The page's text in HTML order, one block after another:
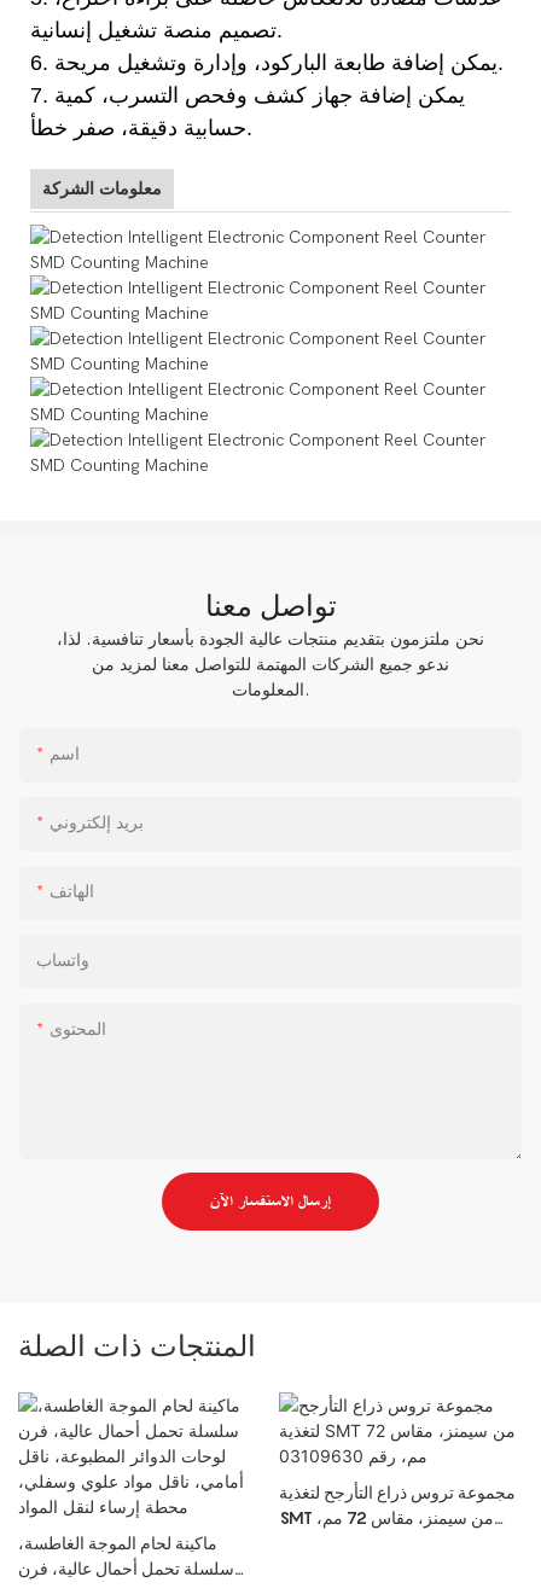
تصميم منصة تشغيل إنسانية.
6. يمكن إضافة طابعة الباركود، وإدارة وتشغيل مريحة.
7. يمكن إضافة جهاز كشف وفحص التسرب، كمية
حسابية دقيقة، صفر خطأ.
معلومات الشركة
تواصل معنا
نحن ملتزمون بتقديم منتجات عالية الجودة بأسعار تنافسية. لذا،
ندعو جميع الشركات المهتمة للتواصل معنا لمزيد من
المعلومات.
اسم
بريد إلكتروني
الهاتف
واتساب
المحتوى
إرسال الاستفسار الآن
المنتجات ذات الصلة
ماكينة لحام الموجة الغاطسة،
سلسلة تحمل أحمال عالية، فرن
مجموعة تروس ذراع التأرجح لتغذية
SMT من سيمنز، مقاس 72 مم،